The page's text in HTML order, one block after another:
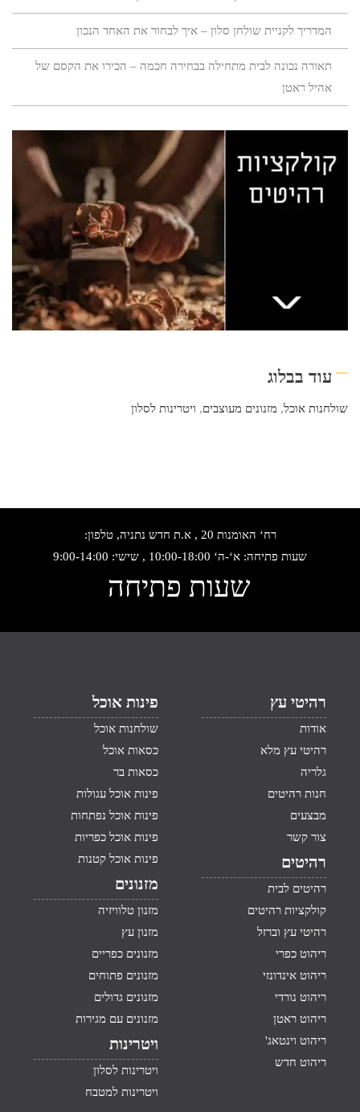
המדריך לקניית שולחן סלון – איך לבחור את האחד הנכון
תאורה נכונה לבית מתחילה בבחירה חכמה – הכירו את הקסם של
אהיל ראטן
עוד בבלוג
שולחנות אוכל, מזנונים מעוצבים, ויטרינות לסלון
רח‘ האומנות 20 , א.ת חדש נתניה, טלפון:
שעות פתיחה: א‘-ה‘ 10:00-18:00 , שישי: 9:00-14:00
שעות פתיחה
רהיטי עץ
אודות
רהיטי עץ מלא
גלריה
חנות רהיטים
מבצעים
צור קשר
רהיטים
רהיטים לבית
קולקציות רהיטים
רהיטי עץ וברזל
ריהוט כפרי
ריהוט אינדונזי
ריהוט נורדי
ריהוט ראטן
ריהוט וינטאג'
ריהוט חדש
פינות אוכל
שולחנות אוכל
כסאות אוכל
כסאות בר
פינות אוכל עגולות
פינות אוכל נפתחות
פינות אוכל כפריות
פינות אוכל קטנות
מזנונים
מזנון טלוויזיה
מזנון עץ
מזנונים כפריים
מזנונים פתוחים
מזנונים גדולים
מזנונים עם מגירות
ויטרינות
ויטרינות לסלון
ויטרינות למטבח